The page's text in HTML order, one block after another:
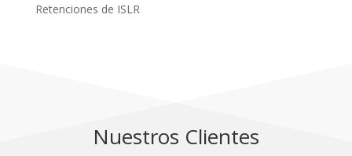
Retenciones de ISLR
Nuestros Clientes